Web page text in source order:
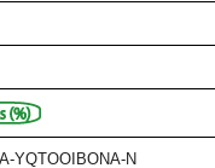
YQTOOIBONA-N